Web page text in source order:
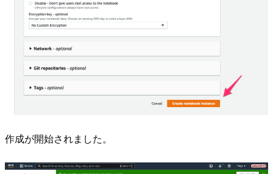
作成が開始されました。